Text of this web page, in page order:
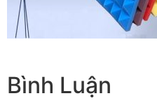
Bình Luận